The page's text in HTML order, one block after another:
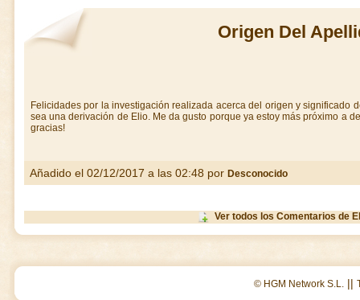
Origen Del
Felicidades por la investigación realizada acerca del origen y significado
sea una derivación de Elio. Me da gusto porque ya estoy más próximo a
gracias!
Añadido el 02/12/2017 a las 02:48 por Desconocido
Ver todos los Comentarios de
© HGM Network S.L. ||